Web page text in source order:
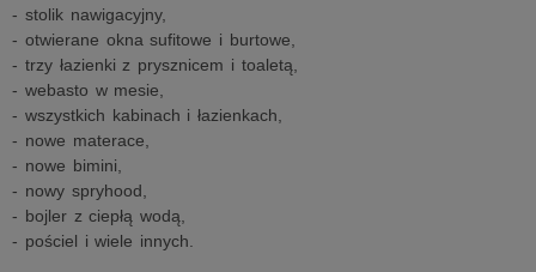
- stolik nawigacyjny,
- otwierane okna sufitowe i burtowe,
- trzy łazienki z prysznicem i toaletą,
- webasto w mesie,
- wszystkich kabinach i łazienkach,
- nowe materace,
- nowe bimini,
- nowy spryhood,
- bojler z ciepłą wodą,
- pościel i wiele innych.